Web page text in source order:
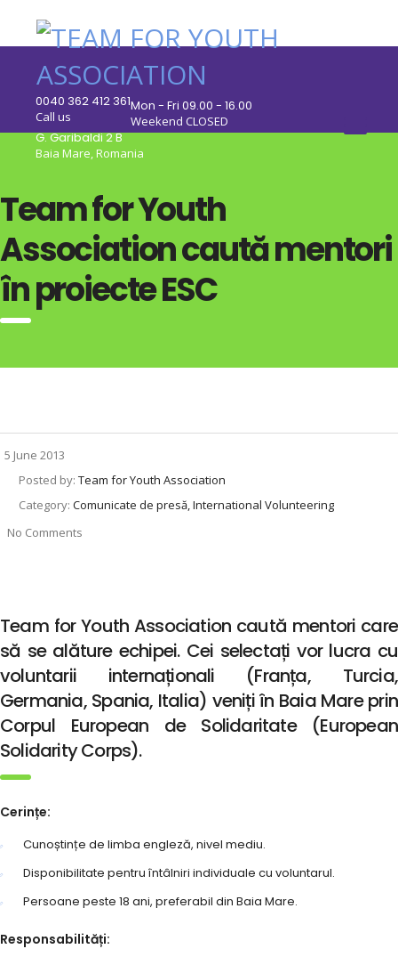
0040 362 412 361
Call us
Mon - Fri 09.00 - 16.00
Weekend CLOSED
G. Garibaldi 2 B
Baia Mare, Romania
Team for Youth
Association caută mentori
în proiecte ESC
5 June 2013
Posted by: Team for Youth Association
Category: Comunicate de presă, International Volunteering
No Comments
Team for Youth Association caută mentori care
să se alăture echipei. Cei selectați vor lucra cu
voluntarii internaționali (Franța, Turcia,
Germania, Spania, Italia) veniți în Baia Mare prin
Corpul European de Solidaritate (European
Solidarity Corps).
Cerințe:
Cunoștințe de limba engleză, nivel mediu.
Disponibilitate pentru întâlniri individuale cu voluntarul.
Persoane peste 18 ani, preferabil din Baia Mare.
Responsabilități: